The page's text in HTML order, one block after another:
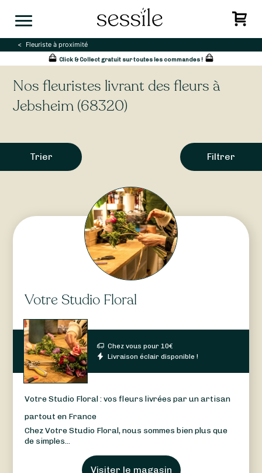
Fleuriste à proximité
Click & Collect gratuit sur toutes les commandes !
Nos fleuristes livrant des fleurs à
Jebsheim (68320)
Trier Filtrer
Votre Studio Floral
Chez vous pour10€
Livraison éclair disponible !
Votre Studio Floral : vos fleurs livrées par un artisan
partout en France
Chez Votre Studio Floral, nous sommes bien plus que
de simples...
Visiter le magasin